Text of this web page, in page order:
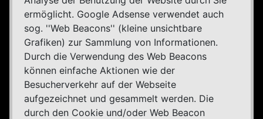
ermöglicht. Google Adsense verwendet auch
sog. ''Web Beacons'' (kleine unsichtbare
Grafiken) zur Sammlung von Informationen.
Durch die Verwendung des Web Beacons
können einfache Aktionen wie der
Besucherverkehr auf der Webseite
aufgezeichnet und gesammelt werden. Die
durch den Cookie und/oder Web Beacon